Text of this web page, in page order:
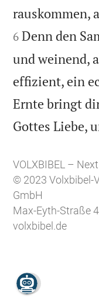
rauskommen,
6 Denn den
und weinend,
effizient, ein
Ernte bringt
Gottes Liebe,
VOLXBIBEL – Next
© 2023 Volxbibel-
GmbH
Max-Eyth-Straße
volxbibel.de